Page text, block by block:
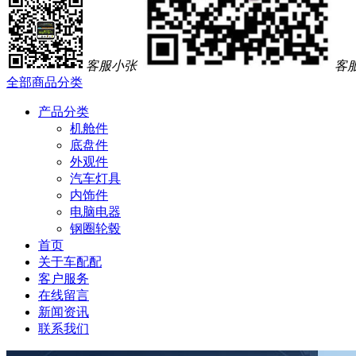
客服小张
客
全部商品分类
产品分类
机舱件
底盘件
外观件
汽车灯具
内饰件
电脑电器
钢圈轮毂
首页
关于车配配
客户服务
在线留言
新闻资讯
联系我们